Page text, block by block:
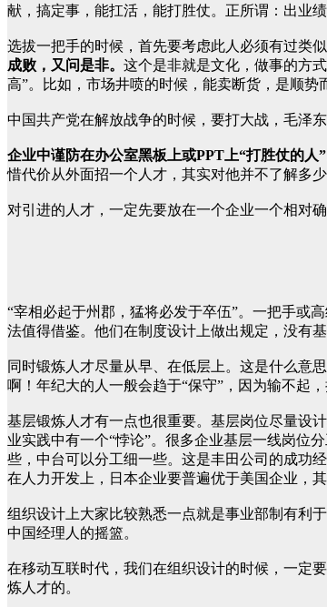
献，搞定事，能扛活，能打胜仗。正所谓：出业
选拔一把手的时候，首先要考虑此人必须有过类
成败，又问是非。 这个是非就是文化，做事的方
高”。比如，市场井喷的时候，能卖断货，是顺势
中国共产党在解放战争的时候，要打大战，毛泽
企业中谨防在办公室黑板上或PPT上“打胜仗的人”
惜代价从外面招一个人才，其实对他并不了解多
对引进的人才，一定先要放在一个企业一个相对
“宰相必起于州郡，猛将必发于卒伍”。一把手或
法值得借鉴。他们在制度设计上做出规定，没有
同时锻炼人才尽量从早、在低层上。这是什么意
啊！年纪大的人一般会趋于“保守”，因为输不起
基层锻炼人才有一点也很重要。基层岗位尽量设
业实践中有一个“悖论”。很多企业基层一线岗位
些，中台可以分工细一些。这是丰田公司的成功
在人力开发上，日本企业要普遍优于美国企业，其
组织设计上大家比较熟悉一点就是事业部制有利
中国经理人的摇篮。
在移动互联时代，我们在组织设计的时候，一定
炼人才的。